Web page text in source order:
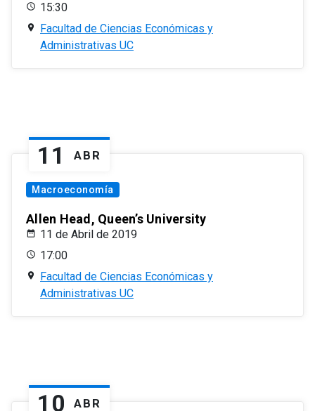
15:30
Facultad de Ciencias Económicas y
Administrativas UC
11 ABR
Macroeconomía
Allen Head, Queen’s University
11 de Abril de 2019
17:00
Facultad de Ciencias Económicas y
Administrativas UC
10 ABR